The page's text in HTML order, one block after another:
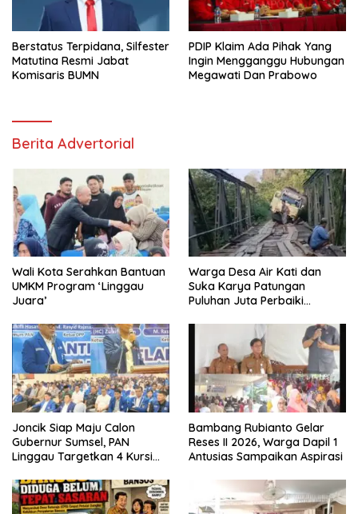
Berstatus Terpidana, Silfester
Matutina Resmi Jabat
Komisaris BUMN
PDIP Klaim Ada Pihak Yang
Ingin Mengganggu Hubungan
Megawati Dan Prabowo
Berita Advertorial
Wali Kota Serahkan Bantuan
UMKM Program ‘Linggau
Juara’
Warga Desa Air Kati dan
Suka Karya Patungan
Puluhan Juta Perbaiki
Joncik Siap Maju Calon
Gubernur Sumsel, PAN
Linggau Targetkan 4 Kursi
Bambang Rubianto Gelar
Reses II 2026, Warga Dapil 1
Antusias Sampaikan Aspirasi